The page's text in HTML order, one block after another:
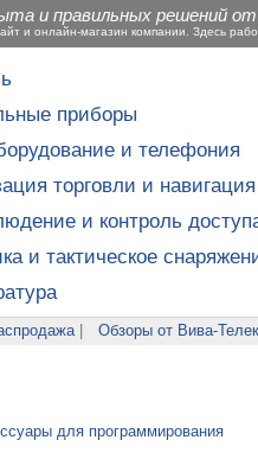
приборы
и телефония
торговли и навигация
и контроль
и тактическое
| Обзоры от Вива-
для программирования
и правильных решений
и онлайн-магазин компании. Здесь